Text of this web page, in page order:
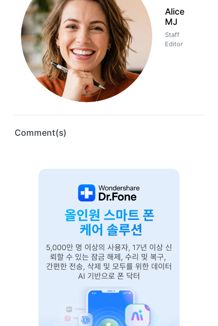
Alice
MJ
Staff
Editor
Comment(s)